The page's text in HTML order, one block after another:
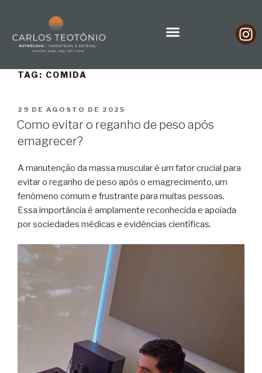
TAG: COMIDA
29 DE AGOSTO DE 2025
Como evitar o reganho de peso após
emagrecer?
A manutenção da massa muscular é um fator crucial para
evitar o reganho de peso após o emagrecimento, um
fenômeno comum e frustrante para muitas pessoas.
Essa importância é amplamente reconhecida e apoiada
por sociedades médicas e evidências científicas.